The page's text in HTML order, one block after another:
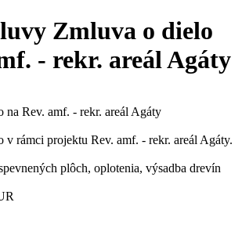
Zmluva o dielo
- rekr. areál Agáty
na Rev. amf. - rekr. areál Agáty
v rámci projektu Rev. amf. - rekr. areál Agáty.
plôch, oplotenia, výsadba drevín